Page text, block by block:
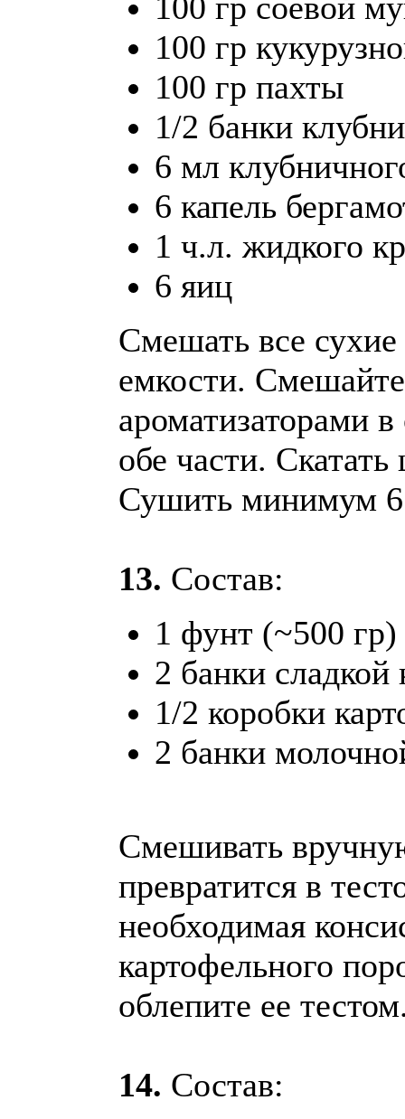
100 гр
100 гр пахты
1/2 банки
6 мл
6 капель
1 ч.л. жидкого
6 яиц
Смешать все
емкости.
ароматизаторами
обе части.
Сушить минимум 6
13. Состав:
1 фунт (~500
2 банки сладкой
1/2 коробки
2 банки
Смешивать
превратится в
необходимая
картофельного
облепите ее
14. Состав: